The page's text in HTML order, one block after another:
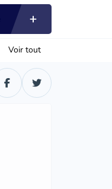
Voir tout